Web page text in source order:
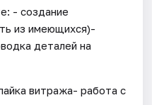
- создание
из имеющихся)-
деталей на
витража- работа с